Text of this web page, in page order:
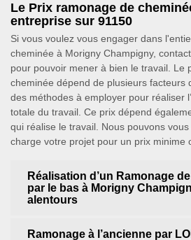
Le Prix ramonage de
entreprise sur 91150
Si vous voulez vous engager dans
cheminée à Morigny Champigny,
pour pouvoir mener à bien le travail. Le
cheminée dépend de plusieurs facteurs
des méthodes à employer pour réaliser
totale du travail. Ce prix dépend
qui réalise le travail. Nous pouvons
charge votre projet pour un prix minime
Réalisation d’un Ramonage
par le bas à Morigny
alentours
Ramonage à l’ancienne par